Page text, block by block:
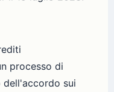
processo di
dell'accordo sui